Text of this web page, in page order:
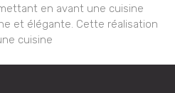
mettant en avant une cuisine
et élégante. Cette réalisation
cuisine